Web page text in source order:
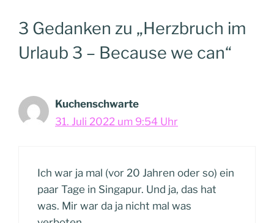
3 Gedanken zu „Herzbruch im
Urlaub 3 – Because we can“
Kuchenschwarte
31. Juli 2022 um 9:54 Uhr
Ich war ja mal (vor 20 Jahren oder so) ein
paar Tage in Singapur. Und ja, das hat
was. Mir war da ja nicht mal was